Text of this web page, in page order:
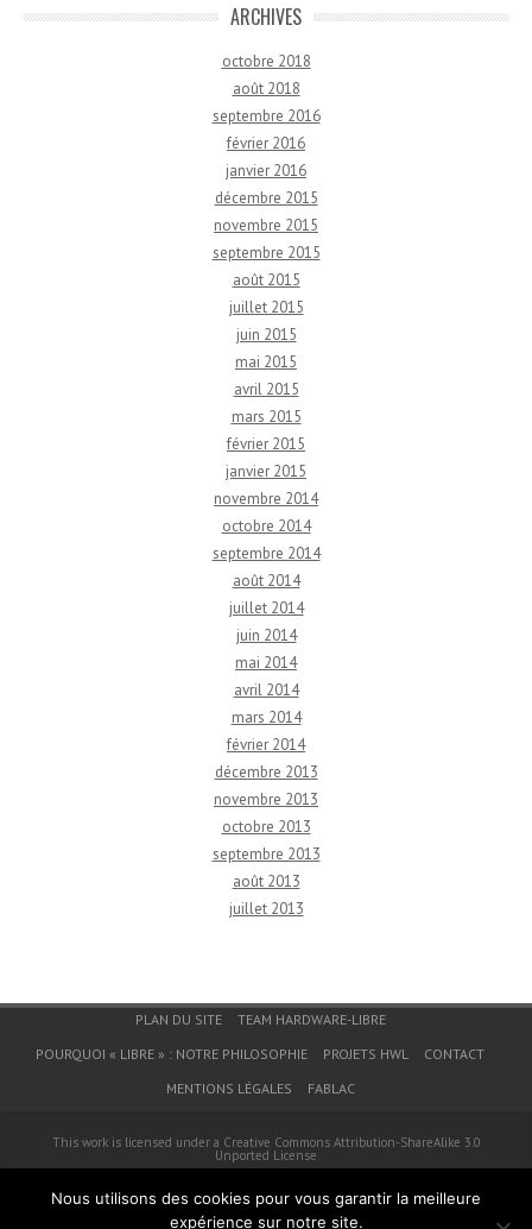
ARCHIVES
octobre 2018
août 2018
septembre 2016
février 2016
janvier 2016
décembre 2015
novembre 2015
septembre 2015
août 2015
juillet 2015
juin 2015
mai 2015
avril 2015
mars 2015
février 2015
janvier 2015
novembre 2014
octobre 2014
septembre 2014
août 2014
juillet 2014
juin 2014
mai 2014
avril 2014
mars 2014
février 2014
décembre 2013
novembre 2013
octobre 2013
septembre 2013
août 2013
juillet 2013
Menu du bas de pagePLAN DU SITE
TEAM HARDWARE-LIBRE
POURQUOI « LIBRE » : NOTRE PHILOSOPHIE
PROJETS HWL
CONTACT
MENTIONS LÉGALES
FABLAC
This work is licensed under a Creative Commons Attribution-ShareAlike 3.0
Unported License
Nous utilisons des cookies pour vous garantir la meilleure
expérience sur notre site.